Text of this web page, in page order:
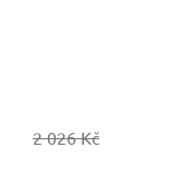
2 026 Kč